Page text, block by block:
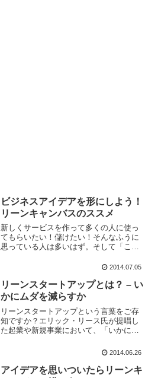
ビジネスアイデアを形にしよう！
リーンキャンバスのススメ
新しくサービスを作って多くの人に使っ
てもらいたい！儲けたい！そんなふうに
思っている人は多いはず。そして「こん
いつく人も多いはず。ですが、なかなか
ち似たサービスが流行って...
2014.07.05
リーンスタートアップとは？ – い
かにムダを減らすか
リーンスタートアップという言葉をご存
知ですか？エリック・リース氏が提唱し
た起業や新規事業において、「いかにム
メント方法です。なぜリーンスタートア
事業（スタートアップ）に...
2014.06.26
アイデアを思いついたらリーンキ